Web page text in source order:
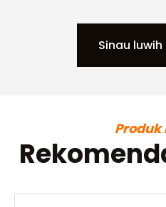
Sinau
Produk